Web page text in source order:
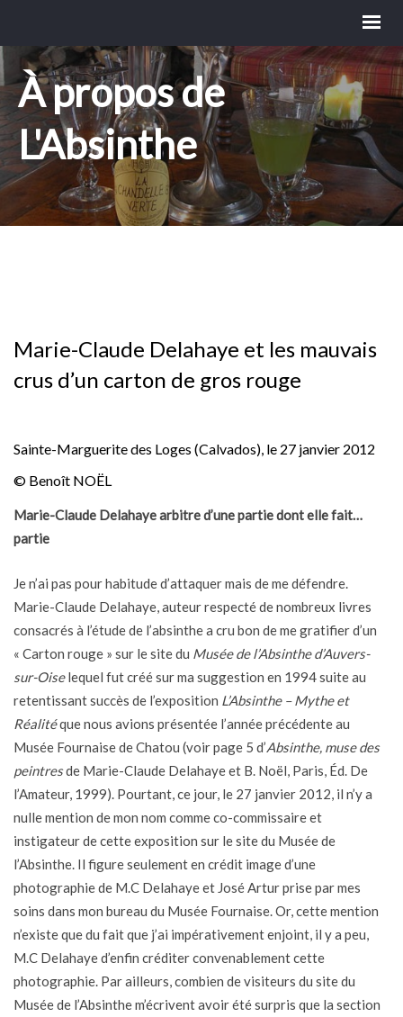
À propos de
L'Absinthe
Marie-Claude Delahaye et les mauvais
crus d’un carton de gros rouge
Sainte-Marguerite des Loges (Calvados), le 27 janvier 2012
© Benoît NOËL
Marie-Claude Delahaye arbitre d’une partie dont elle fait…
partie
Je n’ai pas pour habitude d’attaquer mais de me défendre.
Marie-Claude Delahaye, auteur respecté de nombreux livres
consacrés à l’étude de l’absinthe a cru bon de me gratifier d’un
« Carton rouge » sur le site du Musée de l’Absinthe d’Auvers-
sur-Oiselequel fut créé sur ma suggestion en 1994 suite au
retentissant succès de l’exposition L’Absinthe – Mythe et
Réalitéque nous avions présentée l’année précédente au
Musée Fournaise de Chatou (voir page 5 d’Absinthe, muse des
peintresde Marie-Claude Delahaye et B. Noël, Paris, Éd. De
l’Amateur, 1999). Pourtant, ce jour, le 27 janvier 2012, il n’y a
nulle mention de mon nom comme co-commissaire et
instigateur de cette exposition sur le site du Musée de
l’Absinthe. Il figure seulement en crédit image d’une
photographie de M.C Delahaye et José Artur prise par mes
soins dans mon bureau du Musée Fournaise. Or, cette mention
n’existe que du fait que j’ai impérativement enjoint, il y a peu,
M.C Delahaye d’enfin créditer convenablement cette
photographie. Par ailleurs, combien de visiteurs du site du
Musée de l’Absinthe m’écrivent avoir été surpris que la section